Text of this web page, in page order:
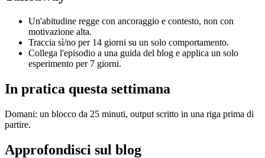
Un'abitudine regge con ancoraggio e contesto, non con
motivazione alta.
Traccia sì/no per 14 giorni su un solo comportamento.
Collega l'episodio a una guida del blog e applica un solo
esperimento per 7 giorni.
In pratica questa settimana
Domani: un blocco da 25 minuti, output scritto in una riga prima di
partire.
Approfondisci sul blog